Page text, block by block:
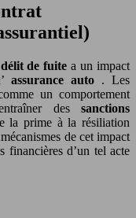
délit de fuitea un impact
assurance auto . Les
un comportement
des sanctions
la prime à la résiliation
de cet impact
financières d’un tel acte